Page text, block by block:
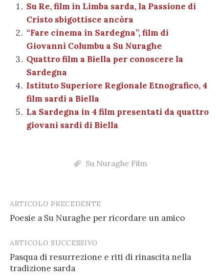
b
o
o
k
r t A
p
p
g
er
a
m
dI
l di
vi
di
Su Re, film in Limba sarda, la Passione di
Cristo sbigottisce ancòra
“Fare cinema in Sardegna”, film di
Giovanni Columbu a Su Nuraghe
Quattro film a Biella per conoscere la
Sardegna
Istituto Superiore Regionale Etnografico, 4
film sardi a Biella
La Sardegna in 4 film presentati da quattro
giovani sardi di Biella
Su Nuraghe Film
Post
navigation
ARTICOLO PRECEDENTE
Poesie a Su Nuraghe per ricordare un amico
ARTICOLO SUCCESSIVO
Pasqua di resurrezione e riti di rinascita nella
tradizione sarda